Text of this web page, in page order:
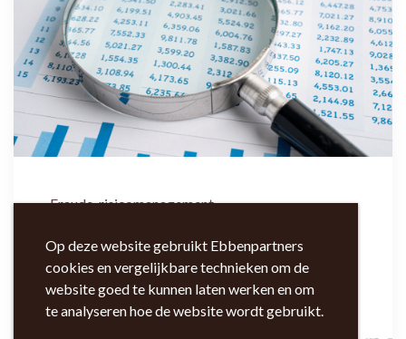
Fraude-risicomanagement
antifraudemaatregelen
Op deze website gebruikt Ebbenpartners
cookies en vergelijkbare technieken om de
website goed te kunnen laten werken en om
te analyseren hoe de website wordt gebruikt.